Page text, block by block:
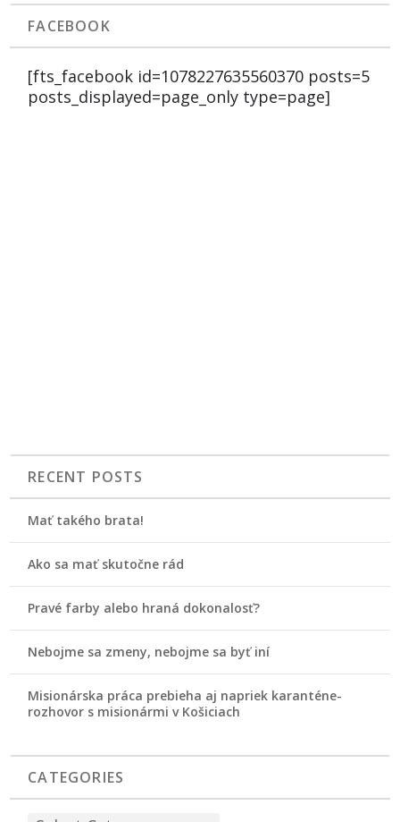
FACEBOOK
[fts_facebook id=1078227635560370 posts=5
posts_displayed=page_only type=page]
RECENT POSTS
Mať takého brata!
Ako sa mať skutočne rád
Pravé farby alebo hraná dokonalosť?
Nebojme sa zmeny, nebojme sa byť iní
Misionárska práca prebieha aj napriek karanténe-
rozhovor s misionármi v Košiciach
CATEGORIES